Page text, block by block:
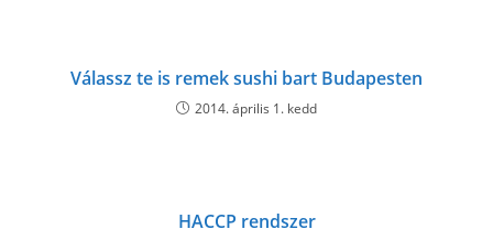
Válassz te is remek sushi bart Budapesten
2014. április 1. kedd
HACCP rendszer